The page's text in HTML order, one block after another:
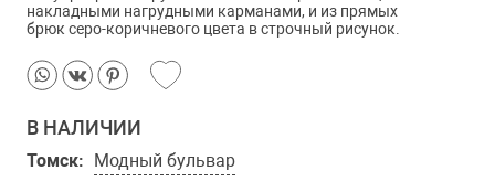
накладными нагрудными карманами, и из прямых
брюк серо-коричневого цвета в строчный рисунок.
В НАЛИЧИИ
Томск: Модный бульвар